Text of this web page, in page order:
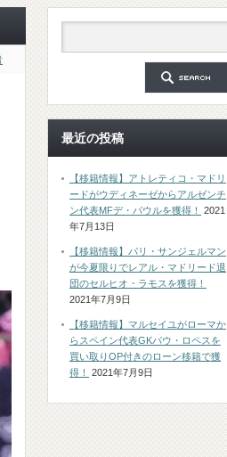
最近の投稿
【移籍情報】アトレティコ・マドリ
ードがウディネーゼからアルゼンチ
ン代表MFデ・パウルを獲得！
2021
年7月13日
【移籍情報】パリ・サンジェルマン
が今夏限りでレアル・マドリード退
団のセルヒオ・ラモスを獲得！
2021年7月9日
【移籍情報】マルセイユがローマか
らスペイン代表GKパウ・ロペスを
買い取りOP付きのローン移籍で獲
得！
2021年7月9日